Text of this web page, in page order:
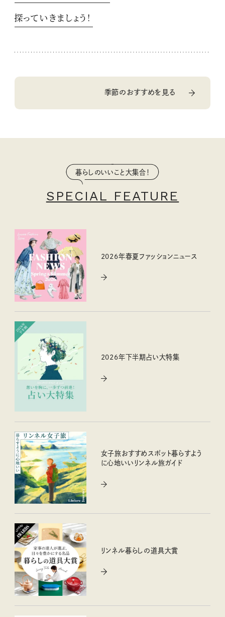
探っていきましょう！
季節のおすすめを見る
暮らしのいいこと大集合！
SPECIAL FEATURE
2026年春夏ファッションニュース
2026年下半期占い大特集
女子旅おすすめスポット暮らすよう
に心地いいリンネル旅ガイド
リンネル暮らしの道具大賞